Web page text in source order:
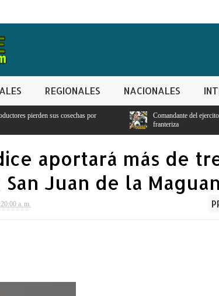
REGIONALES NACIONALES
Comandante del ejercito de RD entrega puesto militar
aportará más de
Juan de la
a. m.